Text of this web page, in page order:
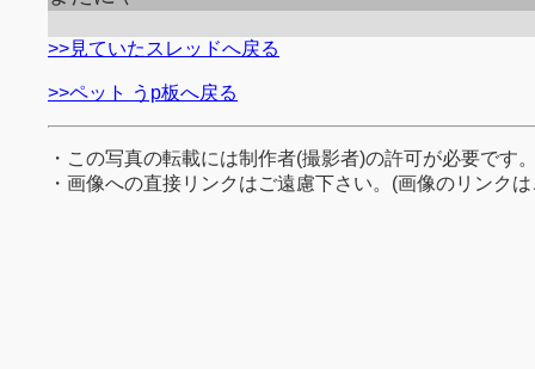
>>見ていたスレッドへ戻る
>>ペット うp板へ戻る
・この写真の転載には制作者(撮影者)の許可が必要です
・画像への直接リンクはご遠慮下さい。(画像のリンク